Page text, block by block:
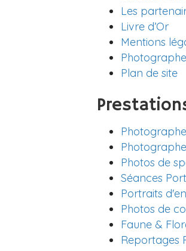
Les
Livre d’Or
Mentions
Plan de site
Photos de
Séances
Portraits
Photos de
Faune &
Reportages